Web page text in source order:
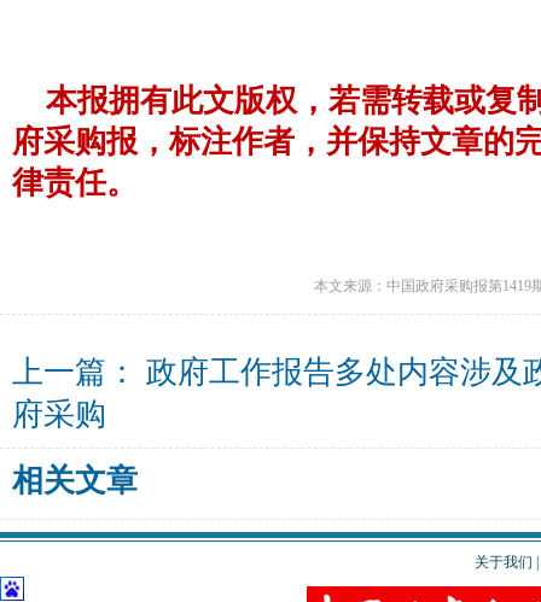
本报拥有此文版权，若需转载或复
府采购报，标注作者，并保持文章的
律责任。
本文来源：中国政府采购报第1419
上一篇： 政府工作报告多处内容涉及
府采购
相关文章
关于我们